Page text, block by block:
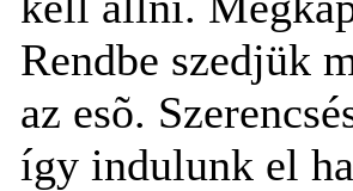
Rendbe szedjük
az esõ.
így indulunk el